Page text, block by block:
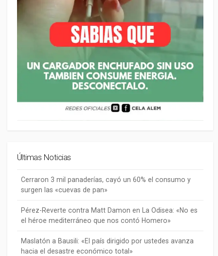
Últimas Noticias
Cerraron 3 mil panaderías, cayó un 60% el consumo y
surgen las «cuevas de pan»
Pérez-Reverte contra Matt Damon en La Odisea: «No es
el héroe mediterráneo que nos contó Homero»
Maslatón a Bausili: «El país dirigido por ustedes avanza
hacia el desastre económico total»